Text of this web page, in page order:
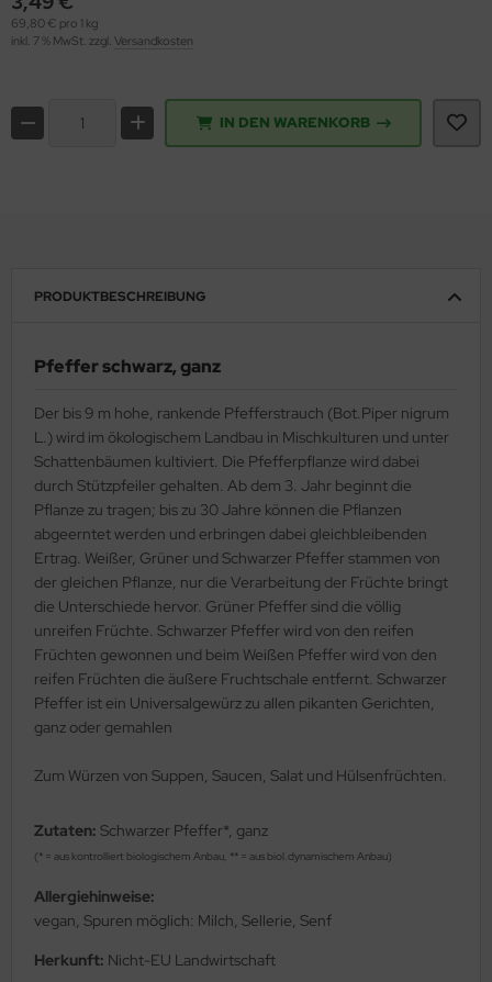
69,80 € pro 1 kg
inkl. 7 % MwSt. zzgl. Versandkosten
IN DEN WARENKORB
PRODUKTBESCHREIBUNG
Pfeffer schwarz, ganz
Der bis 9 m hohe, rankende Pfefferstrauch (Bot.Piper nigrum
L.) wird im ökologischem Landbau in Mischkulturen und unter
Schattenbäumen kultiviert. Die Pfefferpflanze wird dabei
durch Stützpfeiler gehalten. Ab dem 3. Jahr beginnt die
Pflanze zu tragen; bis zu 30 Jahre können die Pflanzen
abgeerntet werden und erbringen dabei gleichbleibenden
Ertrag. Weißer, Grüner und Schwarzer Pfeffer stammen von
der gleichen Pflanze, nur die Verarbeitung der Früchte bringt
die Unterschiede hervor. Grüner Pfeffer sind die völlig
unreifen Früchte. Schwarzer Pfeffer wird von den reifen
Früchten gewonnen und beim Weißen Pfeffer wird von den
reifen Früchten die äußere Fruchtschale entfernt. Schwarzer
Pfeffer ist ein Universalgewürz zu allen pikanten Gerichten,
ganz oder gemahlen
Zum Würzen von Suppen, Saucen, Salat und Hülsenfrüchten.
Zutaten: Schwarzer Pfeffer*, ganz
(* = aus kontrolliert biologischem Anbau, ** = aus biol.dynamischem Anbau)
Allergiehinweise:
vegan, Spuren möglich: Milch, Sellerie, Senf
Herkunft: Nicht-EU Landwirtschaft